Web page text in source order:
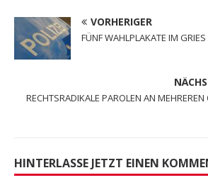
VORHERIGER
FÜNF WAHLPLAKATE IM
RECHTSRADIKALE PAROLEN AN MEHREREN
HINTERLASSE JETZT EINEN